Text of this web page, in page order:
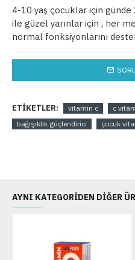
4-10 yaş çocuklar için
ile güzel yarınlar için , her
normal fonksiyonlarını
ETIKETLER: vitamin c c
bağışıklık güçlendirici
çocuk
AYNI KATEGORIDEN DIĞER